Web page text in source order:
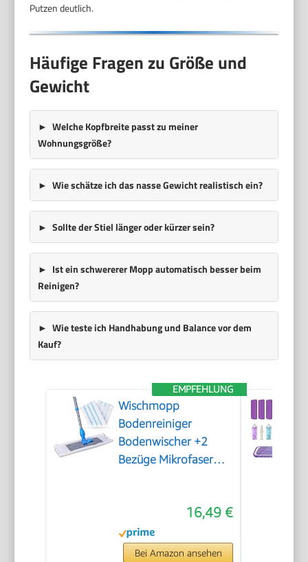
Putzen deutlich.
Häufige Fragen zu Größe und
Gewicht
Welche Kopfbreite passt zu meiner
Wohnungsgröße?
Wie schätze ich das nasse Gewicht realistisch ein?
Sollte der Stiel länger oder kürzer sein?
Ist ein schwererer Mopp automatisch besser beim
Reinigen?
Wie teste ich Handhabung und Balance vor dem
Kauf?
EMPFEHLUNG
Wischmopp
Bodenreiniger
Bodenwischer +2
Bezüge Mikrofaser
16,49 €
Bei Amazon ansehen